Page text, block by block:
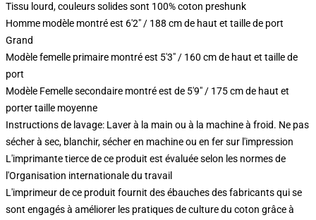
Tissu lourd, couleurs solides sont 100% coton preshunk
Homme modèle montré est 6'2" / 188 cm de haut et taille de port
Grand
Modèle femelle primaire montré est 5'3" / 160 cm de haut et taille de
port
Modèle Femelle secondaire montré est de 5'9" / 175 cm de haut et
porter taille moyenne
Instructions de lavage: Laver à la main ou à la machine à froid. Ne pas
sécher à sec, blanchir, sécher en machine ou en fer sur l'impression
L'imprimante tierce de ce produit est évaluée selon les normes de
l'Organisation internationale du travail
L'imprimeur de ce produit fournit des ébauches des fabricants qui se
sont engagés à améliorer les pratiques de culture du coton grâce à